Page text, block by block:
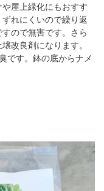
屋上緑化にもおすす
れにくいので繰り返
ので無害です。さら
改良剤になります。
です。鉢の底からナメ